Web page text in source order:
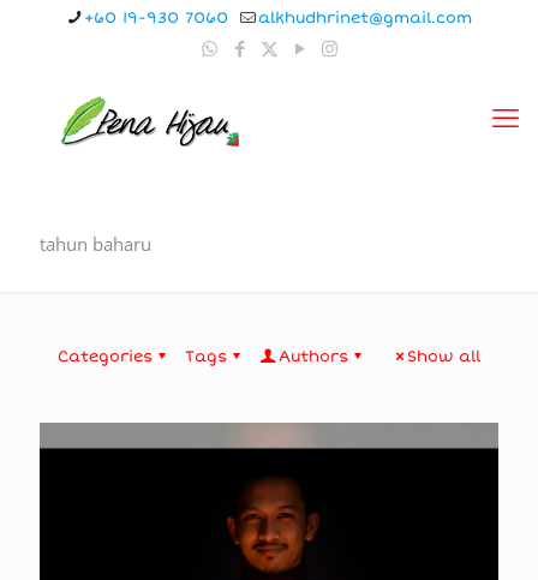
+60 19-930 7060 alkhudhrinet@gmail.com
tahun baharu
Categories Tags Authors Show all